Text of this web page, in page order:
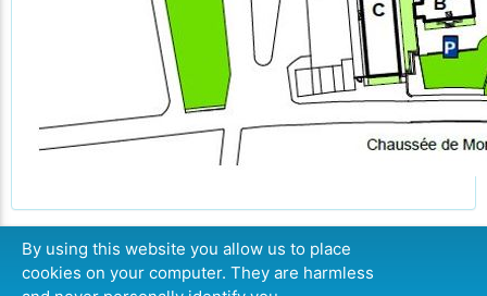
CONTINUER
By using this website you allow us to place
cookies on your computer. They are harmless